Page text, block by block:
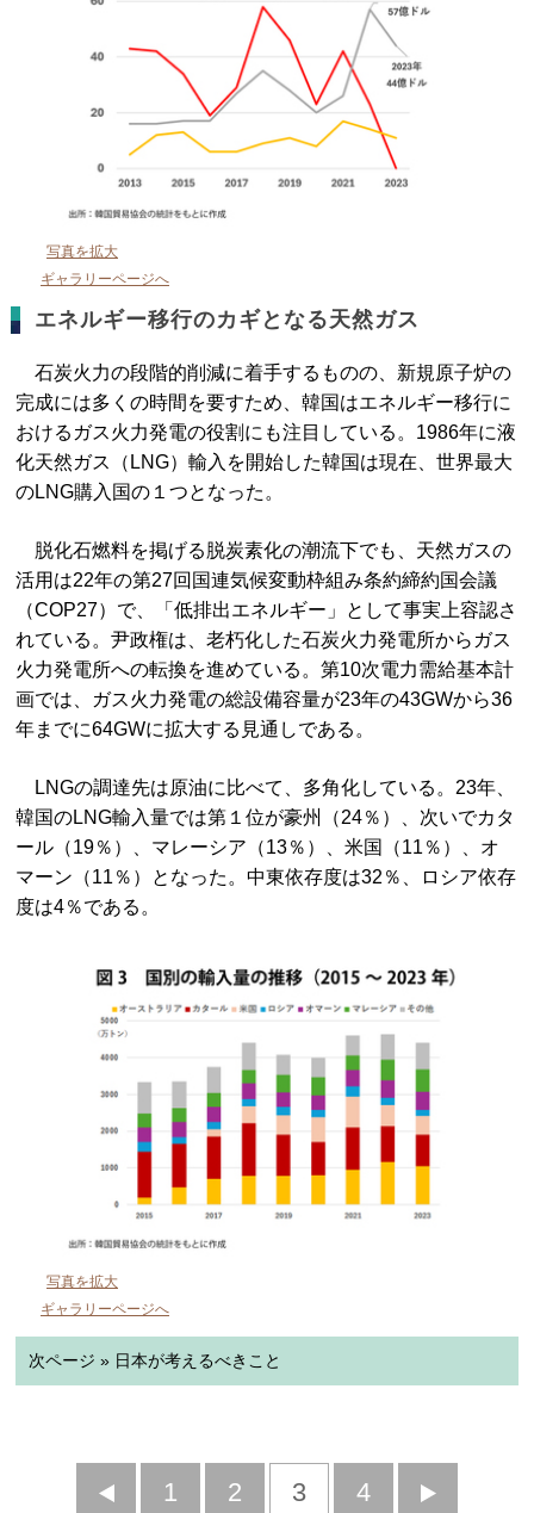
写真を拡大
ギャラリーページへ
エネルギー移行のカギとなる天然ガス
石炭火力の段階的削減に着手するものの、新規原子炉の
完成には多くの時間を要すため、韓国はエネルギー移行に
おけるガス火力発電の役割にも注目している。1986年に液
化天然ガス（LNG）輸入を開始した韓国は現在、世界最大
のLNG購入国の１つとなった。
脱化石燃料を掲げる脱炭素化の潮流下でも、天然ガスの
活用は22年の第27回国連気候変動枠組み条約締約国会議
（COP27）で、「低排出エネルギー」として事実上容認さ
れている。尹政権は、老朽化した石炭火力発電所からガス
火力発電所への転換を進めている。第10次電力需給基本計
画では、ガス火力発電の総設備容量が23年の43GWから36
年までに64GWに拡大する見通しである。
LNGの調達先は原油に比べて、多角化している。23年、
韓国のLNG輸入量では第１位が豪州（24％）、次いでカタ
ール（19％）、マレーシア（13％）、米国（11％）、オ
マーン（11％）となった。中東依存度は32％、ロシア依存
度は4％である。
写真を拡大
ギャラリーページへ
次ページ » 日本が考えるべきこと
前
1 2 3 4